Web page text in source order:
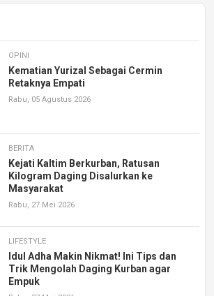
OPINI
Kematian Yurizal Sebagai Cermin
Retaknya Empati
Rabu, 05 Agustus 2026
BERITA
Kejati Kaltim Berkurban, Ratusan
Kilogram Daging Disalurkan ke
Masyarakat
Rabu, 27 Mei 2026
LIFESTYLE
Idul Adha Makin Nikmat! Ini Tips dan
Trik Mengolah Daging Kurban agar
Empuk